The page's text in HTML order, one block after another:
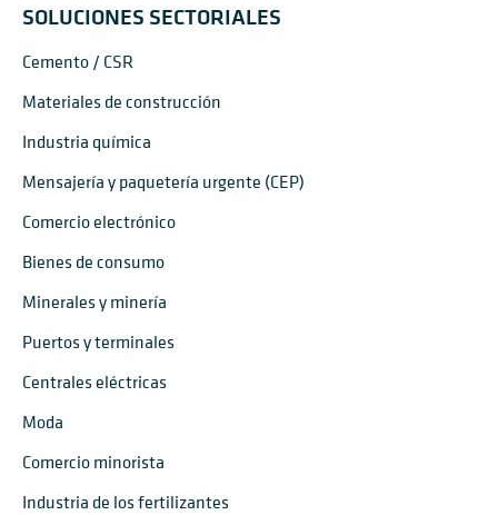
SOLUCIONES SECTORIALES
Cemento / CSR
Materiales de construcción
Industria química
Mensajería y paquetería urgente (CEP)
Comercio electrónico
Bienes de consumo
Minerales y minería
Puertos y terminales
Centrales eléctricas
Moda
Comercio minorista
Industria de los fertilizantes